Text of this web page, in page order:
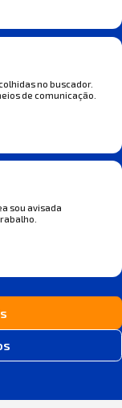
no buscador.
de comunicação.
sou avisada